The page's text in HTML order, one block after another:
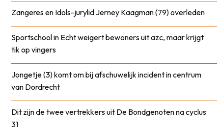
Zangeres en Idols-jurylid Jerney Kaagman (79) overleden
Sportschool in Echt weigert bewoners uit azc, maar krijgt
tik op vingers
Jongetje (3) komt om bij afschuwelijk incident in centrum
van Dordrecht
Dit zijn de twee vertrekkers uit De Bondgenoten na cyclus
31